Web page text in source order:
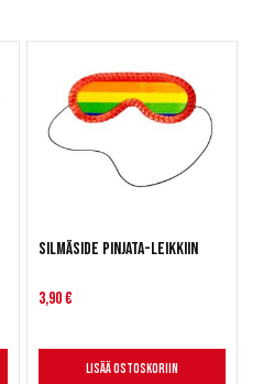
Silmäside Pinjata-leikkiin
3,90 €
Lisää ostoskoriin